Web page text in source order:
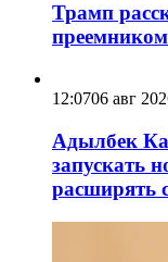
Трамп
12:0706 авг
Адылбек
запускать
расширять